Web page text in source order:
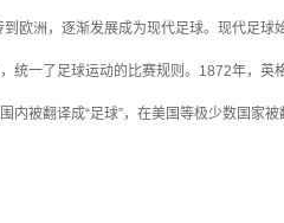
欧洲，逐渐发展成为现代足球。现代足
统一了足球运动的比赛规则。1872年，
被翻译成“足球”，在美国等极少数国家被